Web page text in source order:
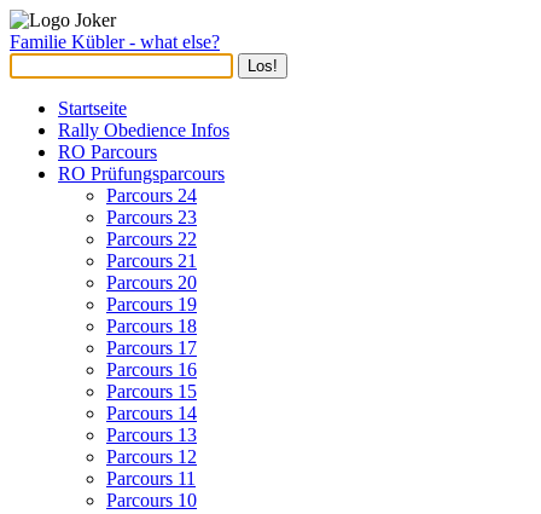
Familie Kübler - what else?
Startseite
Rally Obedience Infos
RO Parcours
RO Prüfungsparcours
Parcours 24
Parcours 23
Parcours 22
Parcours 21
Parcours 20
Parcours 19
Parcours 18
Parcours 17
Parcours 16
Parcours 15
Parcours 14
Parcours 13
Parcours 12
Parcours 11
Parcours 10